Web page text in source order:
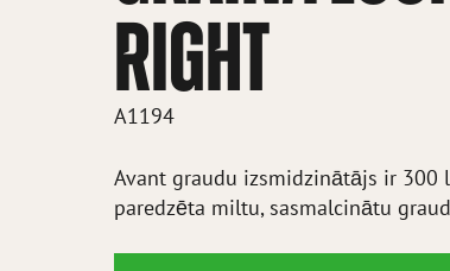
RIGHT
A1194
Avant graudu izsmidzinātājs ir 300
paredzēta miltu, sasmalcinātu